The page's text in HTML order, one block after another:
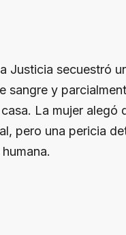
Justicia secuestró
sangre y
La mujer alegó
pero una pericia